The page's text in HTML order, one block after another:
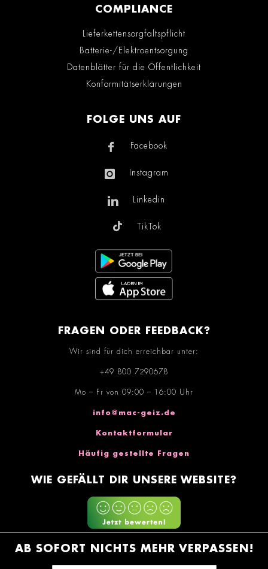
COMPLIANCE
Lieferkettensorgfaltspflicht
Batterie-/Elektroentsorgung
Datenblätter für die Öffentlichkeit
Konformitätserklärungen
FOLGE UNS AUF
Facebook
Instagram
Linkedin
TikTok
FRAGEN ODER FEEDBACK?
Wir sind für dich erreichbar unter:
+49 800 7290678
Mo – Fr von 09:00 – 16:00 Uhr
info@mac-geiz.de
Kontaktformular
Häufig gestellte Fragen
WIE GEFÄLLT DIR UNSERE WEBSITE?
AB SOFORT NICHTS MEHR VERPASSEN!